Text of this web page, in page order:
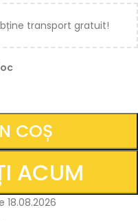
transport gratuit!
COȘ
ACUM
18.08.2026